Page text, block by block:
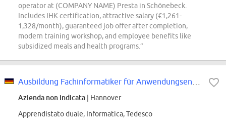
operator at (COMPANY NAME) Presta in Schönebeck.
Includes IHK certification, attractive salary (€1,261-
1,328/month), guaranteed job offer after completion,
modern training workshop, and employee benefits like
subsidized meals and health programs.”
Azienda non indicata | Hannover
Apprendistato duale, Informatica, Tedesco